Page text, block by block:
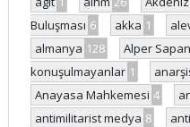
Buluşması 6 akka 1
almanya 128 Alper Sapan
konuşulmayanlar 1
Anayasa Mahkemesi 4
antimilitarist medya 8